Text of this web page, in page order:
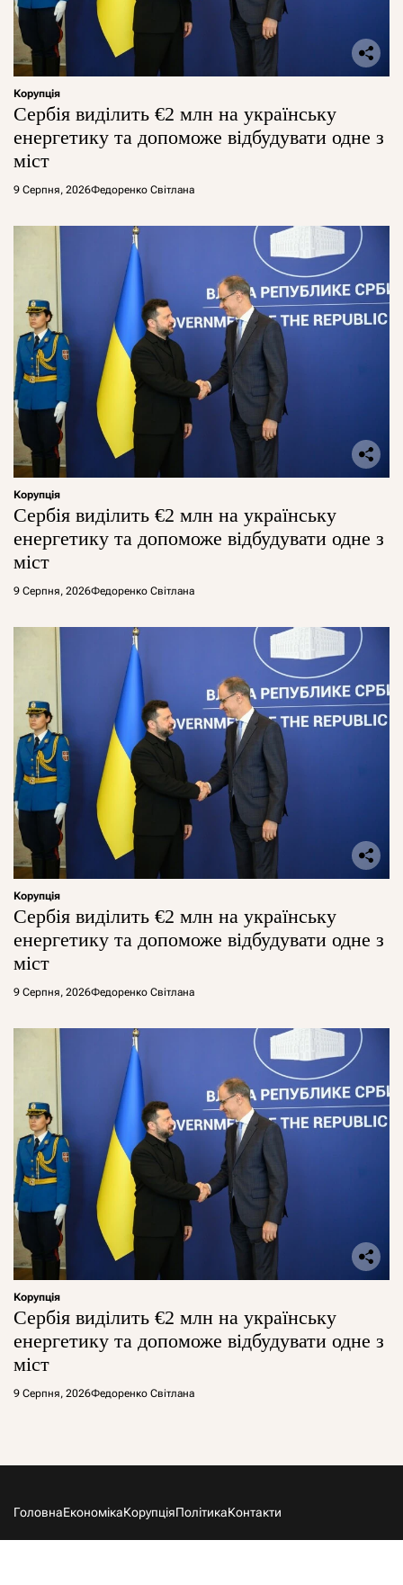
Корупція
Сербія виділить €2 млн на українську
енергетику та допоможе відбудувати одне з
міст
9 Серпня, 2026Федоренко Світлана
Корупція
Сербія виділить €2 млн на українську
енергетику та допоможе відбудувати одне з
міст
9 Серпня, 2026Федоренко Світлана
Корупція
Сербія виділить €2 млн на українську
енергетику та допоможе відбудувати одне з
міст
9 Серпня, 2026Федоренко Світлана
Корупція
Сербія виділить €2 млн на українську
енергетику та допоможе відбудувати одне з
міст
9 Серпня, 2026Федоренко Світлана
ГоловнаЕкономікаКорупціяПолітикаКонтакти